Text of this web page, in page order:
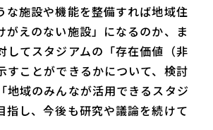
な施設や機能を整備すれば地域住
がえのない施設」になるのか、ま
してスタジアムの「存在価値（非
すことができるかについて、検討
地域のみんなが活用できるスタジ
指し、今後も研究や議論を続けて